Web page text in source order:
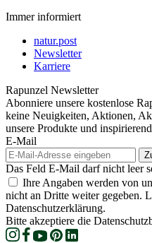
Immer informiert
natur.post
Newsletter
Karriere
Rapunzel Newsletter
Abonniere unsere kostenlose
keine Neuigkeiten, Aktionen,
unsere Produkte und
E-Mail
Das Feld E-Mail darf nicht leer
Ihre Angaben werden von
nicht an Dritte weiter gegeben.
Datenschutzerklärung.
Bitte akzeptiere die